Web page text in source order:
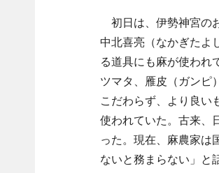
初日は、伊勢神宮の
中北喜亮（なかぎたよ
る道具にも麻が使われ
ツマタ、雁皮（ガンピ
こだわらず、より良い
使われていた。古来、
った。現在、麻農家は
ないと務まらない」と